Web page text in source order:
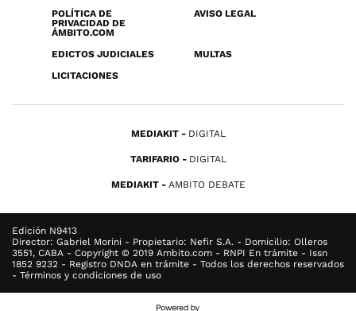
POLÍTICA DE
PRIVACIDAD DE
ÁMBITO.COM
AVISO LEGAL
EDICTOS JUDICIALES
MULTAS
LICITACIONES
MEDIAKIT DIGITAL
TARIFARIO DIGITAL
MEDIAKIT AMBITO DEBATE
Edición N9413
Director: Gabriel Morini - Propietario: Nefir S.A. - Domicilio: Olleros
3551, CABA - Copyright © 2019 Ambito.com - RNPI En trámite - Issn
1852 9232 - Registro DNDA en trámite - Todos los derechos reservados
- Términos y condiciones de uso